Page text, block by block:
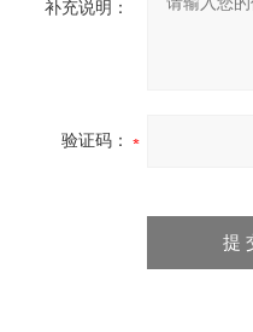
补充说明：
验证码：